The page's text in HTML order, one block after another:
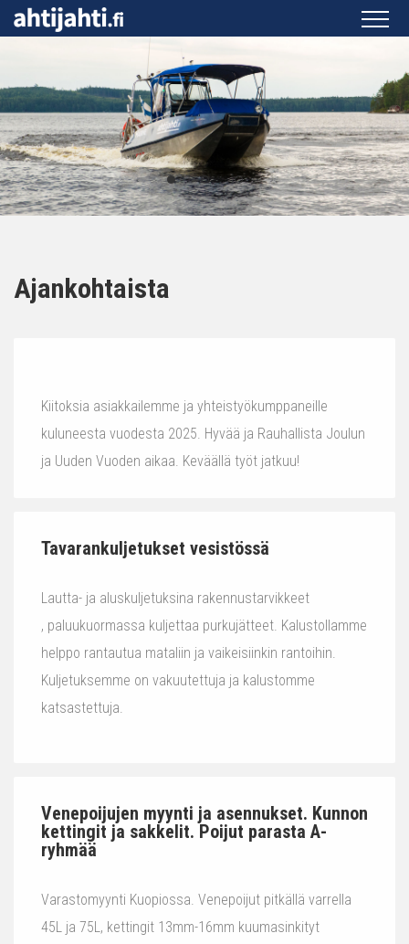
Ajankohtaista
Kiitoksia asiakkailemme ja yhteistyökumppaneille
kuluneesta vuodesta 2025. Hyvää ja Rauhallista Joulun
ja Uuden Vuoden aikaa. Keväällä työt jatkuu!
Tavarankuljetukset vesistössä
Lautta- ja aluskuljetuksina rakennustarvikkeet
, paluukuormassa kuljettaa purkujätteet. Kalustollamme
helppo rantautua mataliin ja vaikeisiinkin rantoihin.
Kuljetuksemme on vakuutettuja ja kalustomme
katsastettuja.
Venepoijujen myynti ja asennukset. Kunnon
kettingit ja sakkelit. Poijut parasta A-
ryhmää
Varastomyynti Kuopiossa. Venepoijut pitkällä varrella
45L ja 75L, kettingit 13mm-16mm kuumasinkityt